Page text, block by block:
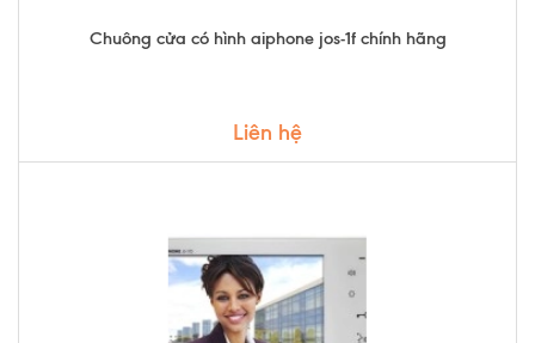
Chuông cửa có hình aiphone jos-1f chính hãng
Liên hệ